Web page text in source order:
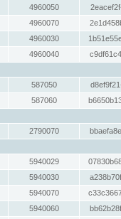
4960050
4960070
4960030
4960040
587050
587060
2790070
5940029
5940030
5940070
5940060